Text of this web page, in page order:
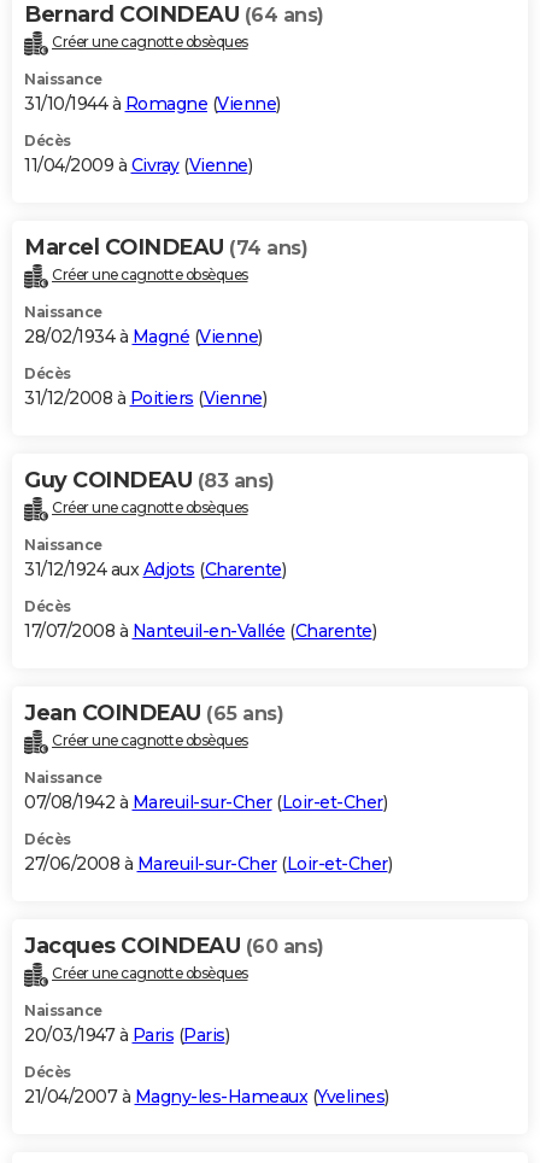
Bernard COINDEAU (64 ans)
Créer une cagnotte obsèques
Naissance
31/10/1944 à Romagne (Vienne)
Décès
11/04/2009 à Civray(Vienne)
Marcel COINDEAU (74 ans)
Créer une cagnotte obsèques
Naissance
28/02/1934 à Magné (Vienne)
Décès
31/12/2008 à Poitiers (Vienne)
Guy COINDEAU (83 ans)
Créer une cagnotte obsèques
Naissance
31/12/1924 auxAdjots (Charente)
Décès
17/07/2008 à Nanteuil-en-Vallée (Charente)
Jean COINDEAU (65 ans)
Créer une cagnotte obsèques
Naissance
07/08/1942 à Mareuil-sur-Cher(Loir-et-Cher)
Décès
27/06/2008 à Mareuil-sur-Cher(Loir-et-Cher)
Jacques COINDEAU (60 ans)
Créer une cagnotte obsèques
Naissance
20/03/1947 à Paris (Paris)
Décès
21/04/2007 à Magny-les-Hameaux(Yvelines)